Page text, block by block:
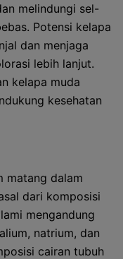
melindungi sel-
Potensi kelapa
dan menjaga
lebih lanjut.
kelapa muda
kesehatan
matang dalam
dari komposisi
mengandung
natrium, dan
cairan tubuh